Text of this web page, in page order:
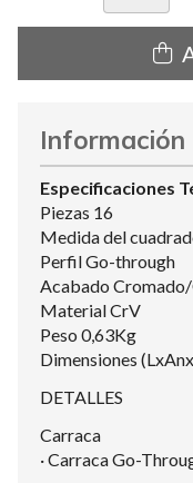
Información
Especificaciones
Piezas 16
Medida del
Perfil Go-through
Acabado
Material CrV
Peso 0,63Kg
Dimensiones
DETALLES
Carraca
· Carraca Go-